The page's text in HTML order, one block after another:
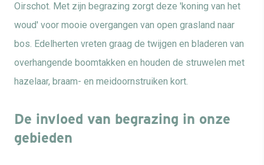
Oirschot. Met zijn begrazing zorgt deze 'koning van het
woud' voor mooie overgangen van open grasland naar
bos. Edelherten vreten graag de twijgen en bladeren van
overhangende boomtakken en houden de struwelen met
hazelaar, braam- en meidoornstruiken kort.
De invloed van begrazing in onze
gebieden